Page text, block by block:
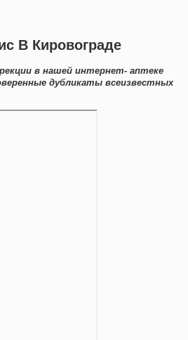
В Кировограде
в нашей интернет- аптеке
дубликаты всеизвестных